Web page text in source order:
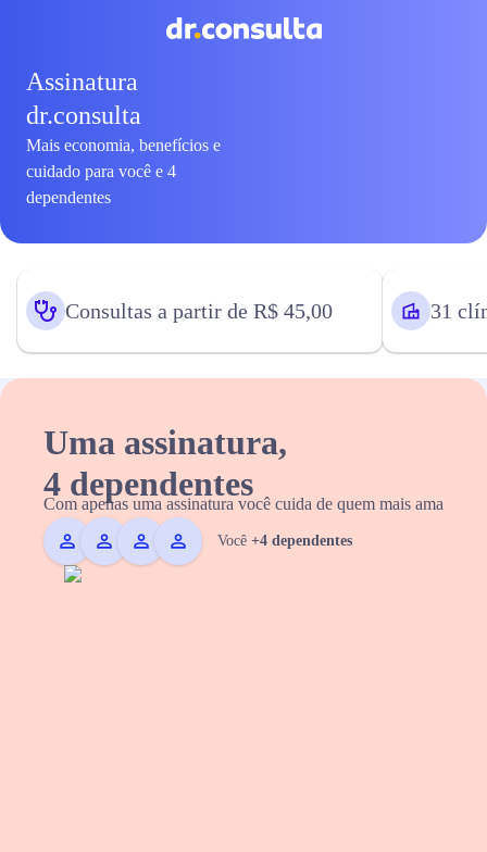
Assinatura
dr.consulta
Mais economia, benefícios e
cuidado para você e 4
dependentes
Consultas a partir de R$ 45,00 31
Uma assinatura,
4 dependentes
Com apenas uma assinatura você cuida de quem mais ama
Você +4 dependentes